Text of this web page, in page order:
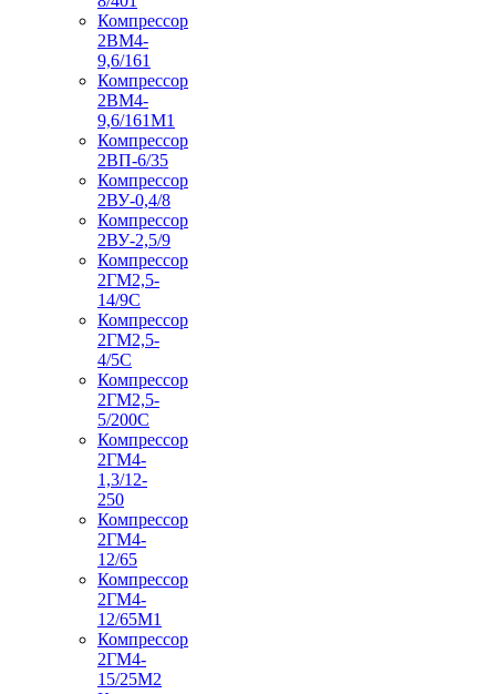
Компрессор
2ВМ4-
9,6/161
Компрессор
2ВМ4-
9,6/161М1
Компрессор
2ВП-6/35
Компрессор
2ВУ-0,4/8
Компрессор
2ВУ-2,5/9
Компрессор
2ГМ2,5-
14/9С
Компрессор
2ГМ2,5-
4/5С
Компрессор
2ГМ2,5-
5/200С
Компрессор
2ГМ4-
1,3/12-
250
Компрессор
2ГМ4-
12/65
Компрессор
2ГМ4-
12/65М1
Компрессор
2ГМ4-
15/25М2